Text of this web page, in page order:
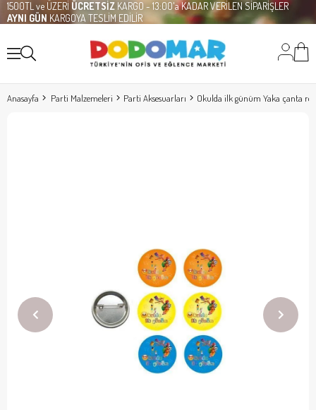
1500TL ve ÜZERİ ÜCRETSİZ KARGO - 13:00'a KADAR VERİLEN SİPARİŞLER
AYNI GÜN KARGOYA TESLİM EDİLİR
Anasayfa Parti Malzemeleri Parti Aksesuarları Okulda ilk günüm Yaka çanta